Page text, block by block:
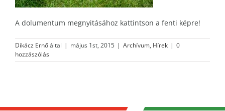
A dolumentum megnyitásához kattintson a fenti képre!
Dikácz Ernőáltal | május 1st, 2015 | Archívum, Hírek | 0
hozzászólás